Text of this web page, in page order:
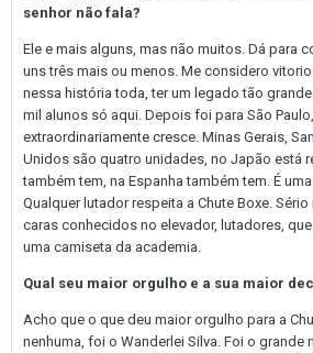
senhor não fala?
Ele e mais alguns, mas não muitos. Dá para
uns três mais ou menos. Me considero
nessa história toda, ter um legado tão
mil alunos só aqui. Depois foi para São
extraordinariamente cresce. Minas Gerais,
Unidos são quatro unidades, no Japão está
também tem, na Espanha também tem. É
Qualquer lutador respeita a Chute Boxe.
caras conhecidos no elevador, lutadores,
uma camiseta da academia.
Qual seu maior orgulho e a sua maior
Acho que o que deu maior orgulho para a
nenhuma, foi o Wanderlei Silva. Foi o grande